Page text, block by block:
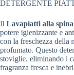
DETERGENTE
Il Lavapiatti alla
potere igienizzante e
con la freschezza della
profumato. Questo
stoviglie, eliminando i
fragranza fresca e